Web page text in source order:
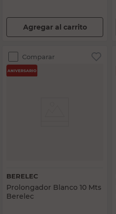
Agregar al carrito
Comparar
BERELEC
Prolongador Blanco 10 Mts
Berelec